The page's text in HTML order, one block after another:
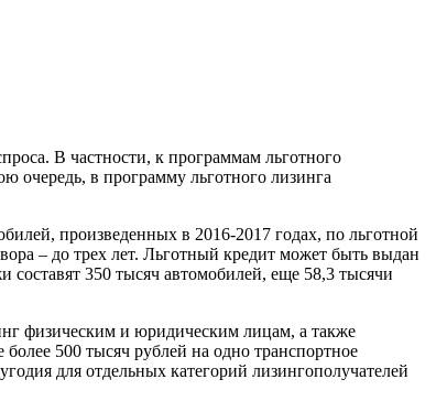
В частности, к программам льготного
очередь, в программу льготного лизинга
произведенных в 2016-2017 годах, по льготной
– до трех лет. Льготный кредит может быть выдан
составят 350 тысяч автомобилей, еще 58,3 тысячи
физическим и юридическим лицам, а также
500 тысяч рублей на одно транспортное
для отдельных категорий лизингополучателей